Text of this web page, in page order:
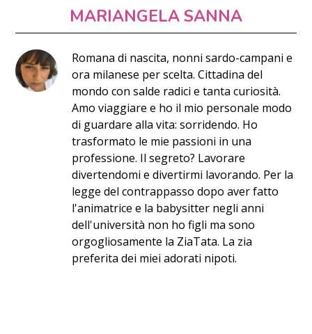
MARIANGELA SANNA
Romana di nascita, nonni sardo-campani e
ora milanese per scelta. Cittadina del
mondo con salde radici e tanta curiosità.
Amo viaggiare e ho il mio personale modo
di guardare alla vita: sorridendo. Ho
trasformato le mie passioni in una
professione. Il segreto? Lavorare
divertendomi e divertirmi lavorando. Per la
legge del contrappasso dopo aver fatto
l'animatrice e la babysitter negli anni
dell'università non ho figli ma sono
orgogliosamente la ZiaTata. La zia
preferita dei miei adorati nipoti.